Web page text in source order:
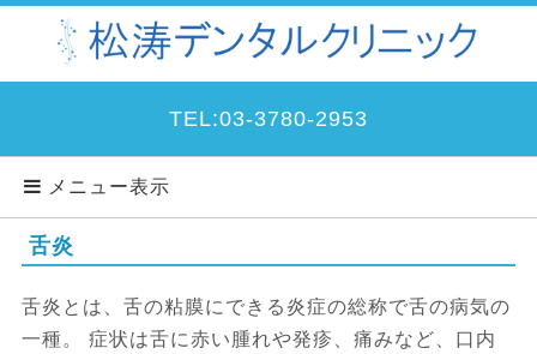
TEL:03-3780-2953
メニュー表示
舌炎
舌炎とは、舌の粘膜にできる炎症の総称で舌の病気の
一種。 症状は舌に赤い腫れや発疹、痛みなど、口内